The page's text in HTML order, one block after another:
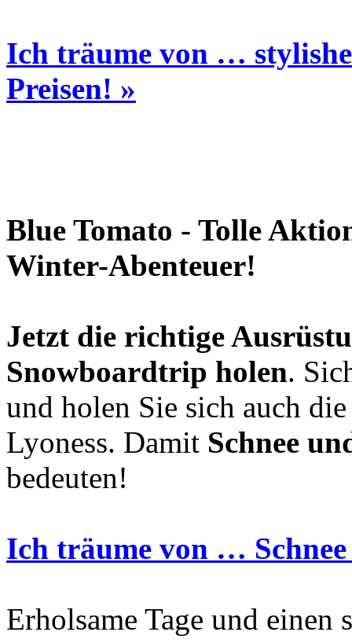
Ich träume von …
Preisen! »
Blue Tomato - Tolle
Winter-Abenteuer!
Jetzt die richtige
Snowboardtrip holen.
und holen Sie sich auch
Lyoness. Damit Schnee
bedeuten!
Ich träume von …
Erholsame Tage und einen